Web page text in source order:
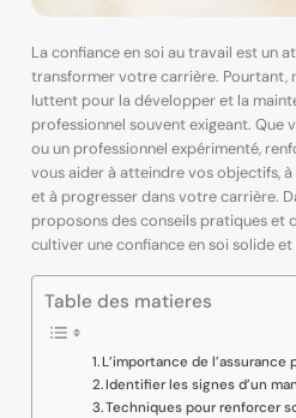
La confiance en soi au travail est un
transformer votre carrière. Pourtant,
luttent pour la développer et la
professionnel souvent exigeant. Que
ou un professionnel expérimenté,
vous aider à atteindre vos objectifs,
et à progresser dans votre carrière.
proposons des conseils pratiques et
cultiver une confiance en soi solide
Table des matieres
L’importance de l’assurance
Identifier les signes d’un
Techniques pour renforcer